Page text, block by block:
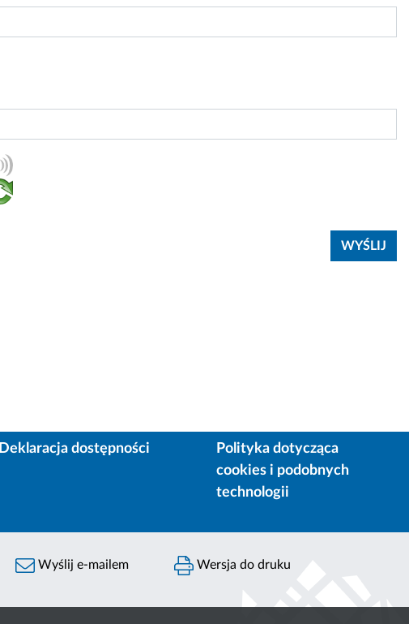
Deklaracja dostępności
Polityka dotycząca
cookies i podobnych
technologii
Wyślij e-mailem Wersja do druku